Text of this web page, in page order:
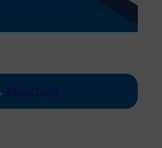
, #forschung